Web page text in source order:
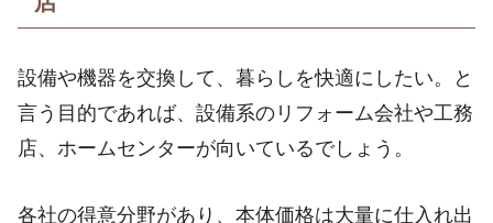
設備や機器を交換して、暮らしを快適にしたい。と
言う目的であれば、設備系のリフォーム会社や工務
店、ホームセンターが向いているでしょう。
各社の得意分野があり、本体価格は大量に仕入れ出